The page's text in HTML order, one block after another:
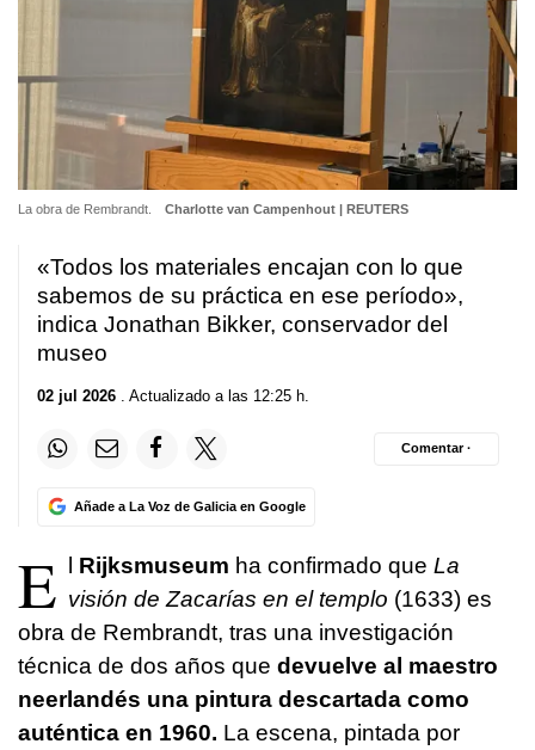
La obra de Rembrandt. Charlotte van Campenhout | REUTERS
«Todos los materiales encajan con lo que
sabemos de su práctica en ese período»,
indica Jonathan Bikker, conservador del
museo
02 jul 2026 . Actualizado a las 12:25 h.
Añade a La Voz de Galicia en Google
Comentar ·
E l Rijksmuseum ha confirmado que La
visión de Zacarías en el templo (1633) es
obra de Rembrandt, tras una investigación
técnica de dos años que devuelve al maestro
neerlandés una pintura descartada como
auténtica en 1960. La escena, pintada por